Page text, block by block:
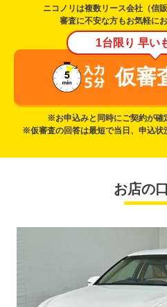
ニコノリは複数リース会社（信
審査に不安な方もお気軽に
1台限り 早い
仮審
※お申込みと同時にご契約が確
※仮審査の回答は最短で当日、申込状
お店の